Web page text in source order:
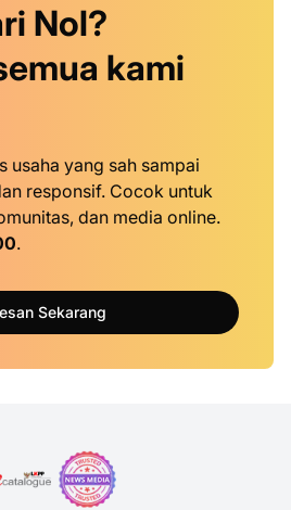
Nol?
kami
usaha yang sah sampai
responsif. Cocok untuk
dan media online.
.
Sekarang